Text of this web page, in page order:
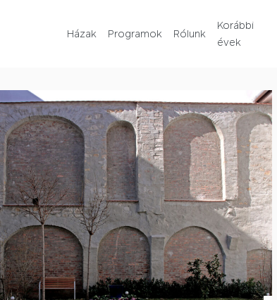
Házak Programok Rólunk
Korábbi
évek